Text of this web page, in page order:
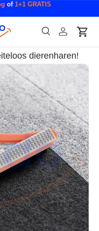
of 1+1 GRATIS
ZoekenInloggen
dierenharen!